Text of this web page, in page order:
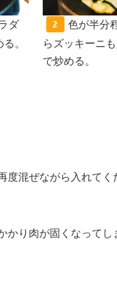
ダ
。
2
色が半分
らズッキーニ
で炒める。
度混ぜながら入れて
り肉が固くなって